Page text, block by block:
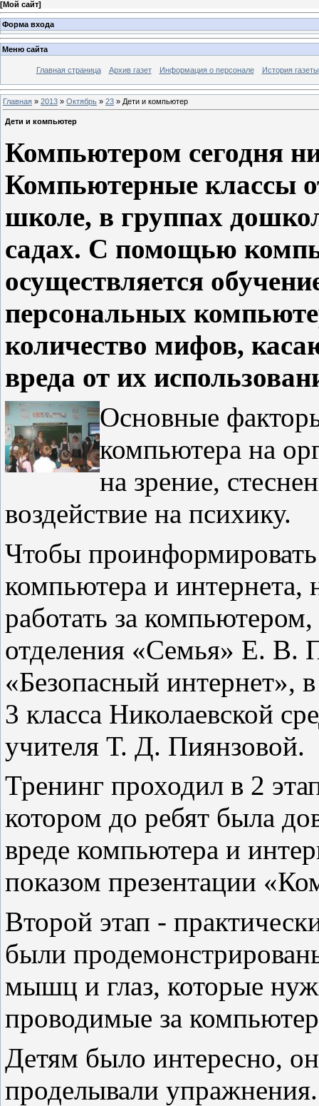
[Мой сайт]
Форма входа
Меню сайта
Главная страница Архив газет Информация о персонале История газеты
Главная » 2013 » Октябрь » 23 » Дети и компьютер
Дети и компьютер
Компьютером сегодня
Компьютерные классы
школе, в группах
садах. С помощью
осуществляется
персональных
количество мифов,
вреда от их
Основные
компьютера на
на зрение,
воздействие на психику.
Чтобы
компьютера и интернета,
работать за компьютером,
отделения «Семья» Е. В.
«Безопасный интернет»,
3 класса Николаевской
учителя Т. Д. Пиянзовой.
Тренинг проходил в 2
котором до ребят была
вреде компьютера и
показом презентации
Второй этап -
были
мышц и глаз, которые
проводимые за
Детям было интересно,
проделывали упражнения.